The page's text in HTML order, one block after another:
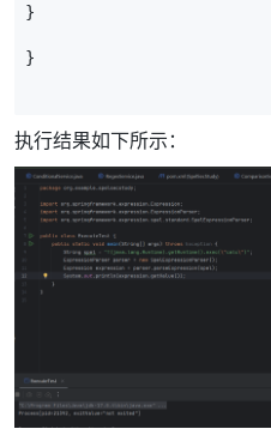
}
}
执行结果如下所示：